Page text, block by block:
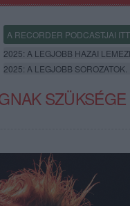
A RECORDER PODCASTJAI
2025: A LEGJOBB HAZAI
2025: A LEGJOBB SOROZATOK.